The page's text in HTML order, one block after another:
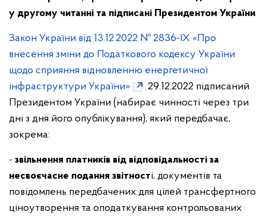
у другому читанні та підписані Президентом України
Закон України від 13.12.2022 № 2836-ІХ «Про
внесення зміни до Податкового кодексу України
щодо сприяння відновленню енергетичної
інфраструктури України»
29.12.2022 підписаний
Президентом України (набирає чинності через три
дні з дня його опублікування), який передбачає,
зокрема:
- звільнення платників від відповідальності за
несвоєчасне подання звітності, документів та
повідомлень передбачених для цілей трансфертного
ціноутворення та оподаткування контрольованих